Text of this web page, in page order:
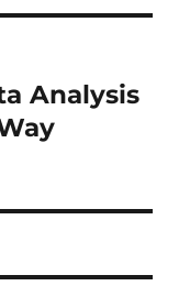
Analysis